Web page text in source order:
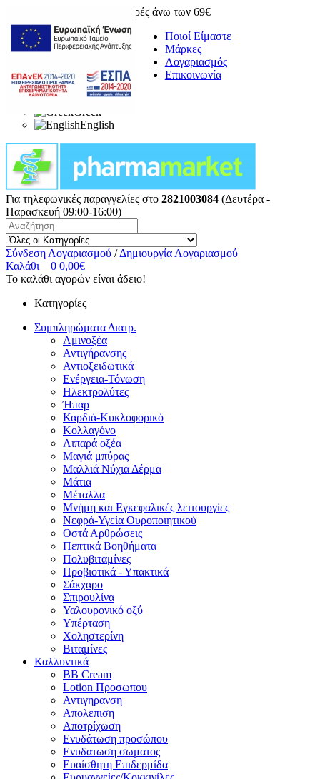
Δωρεάν μεταφορικά για αγορές άνω των 69€
Ποιοί Είμαστε
Μάρκες
Λογαριασμός
Επικοινωνία
Greek
English
Για τηλεφωνικές παραγγελίες στο 2821003084 (Δευτέρα -
Παρασκευή 09:00-16:00)
Σύνδεση Λογαριασμού / Δημιουργία Λογαριασμού
Καλάθι
0 0,00€
Το καλάθι αγορών είναι άδειο!
Κατηγορίες
Συμπληρώματα Διατρ.
Αμινοξέα
Αντιγήρανσης
Αντιοξειδωτικά
Ενέργεια-Τόνωση
Ηλεκτρολύτες
Ήπαρ
Καρδιά-Κυκλοφορικό
Κολλαγόνο
Λιπαρά οξέα
Μαγιά μπύρας
Μαλλιά Νύχια Δέρμα
Μάτια
Μέταλλα
Μνήμη και Εγκεφαλικές λειτουργίες
Νεφρά-Υγεία Ουροποιητικού
Οστά Αρθρώσεις
Πεπτικά Βοηθήματα
Πολυβιταμίνες
Προβιοτικά - Υπακτικά
Σάκχαρο
Σπιρουλίνα
Υαλουρονικό οξύ
Υπέρταση
Χοληστερίνη
Βιταμίνες
Καλλυντικά
BB Cream
Lotion Προσωπου
Αντιγηρανση
Απολεπιση
Αποτρίχωση
Ενυδάτωση προσώπου
Ενυδατωση σωματος
Ευαίσθητη Επιδερμίδα